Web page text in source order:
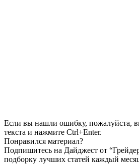
Если вы нашли ошибку, пожалуйста,
текста и нажмите Ctrl+Enter.
Понравился материал?
Подпишитесь на Дайджест от
подборку лучших статей каждый